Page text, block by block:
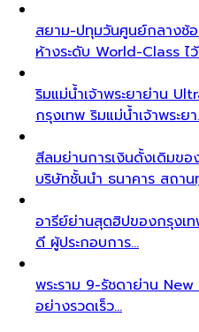
สยาม-ปทุมวันศูนย์กลางช้
ห้างระดับ World-Class ไ
ริมแม่น้ำเจ้าพระยาย่าน
กรุงเทพ ริมแม่น้ำเจ้าพระย
สีลมย่านการเงินดั้งเดิมข
บริษัทชั้นนำ ธนาคาร สถา
อารีย์ย่านสุดฮิปของกรุงเ
ดี ผู้ประกอบการ…
พระราม 9-รัชดาย่าน New
อย่างรวดเร็ว…